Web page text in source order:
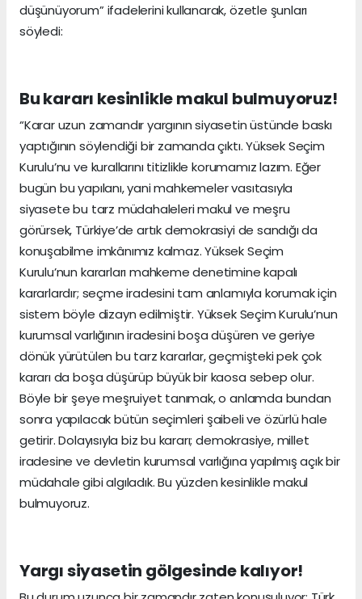
düşünüyorum” ifadelerini kullanarak, özetle şunları
söyledi:
Bu kararı kesinlikle makul bulmuyoruz!
“Karar uzun zamandır yargının siyasetin üstünde baskı
yaptığının söylendiği bir zamanda çıktı. Yüksek Seçim
Kurulu’nu ve kurallarını titizlikle korumamız lazım. Eğer
bugün bu yapılanı, yani mahkemeler vasıtasıyla
siyasete bu tarz müdahaleleri makul ve meşru
görürsek, Türkiye’de artık demokrasiyi de sandığı da
konuşabilme imkânımız kalmaz. Yüksek Seçim
Kurulu’nun kararları mahkeme denetimine kapalı
kararlardır; seçme iradesini tam anlamıyla korumak için
sistem böyle dizayn edilmiştir. Yüksek Seçim Kurulu’nun
kurumsal varlığının iradesini boşa düşüren ve geriye
dönük yürütülen bu tarz kararlar, geçmişteki pek çok
kararı da boşa düşürüp büyük bir kaosa sebep olur.
Böyle bir şeye meşruiyet tanımak, o anlamda bundan
sonra yapılacak bütün seçimleri şaibeli ve özürlü hale
getirir. Dolayısıyla biz bu kararı; demokrasiye, millet
iradesine ve devletin kurumsal varlığına yapılmış açık bir
müdahale gibi algıladık. Bu yüzden kesinlikle makul
bulmuyoruz.
Yargı siyasetin gölgesinde kalıyor!